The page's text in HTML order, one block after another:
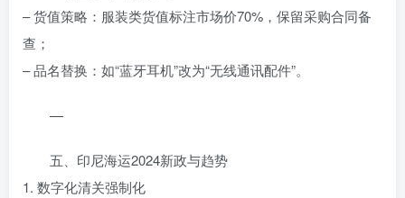
– 货值策略：服装类货值标注市场价70%，保留采购合同备
查；
– 品名替换：如“蓝牙耳机”改为“无线通讯配件”。
—
五、印尼海运2024新政与趋势
1. 数字化清关强制化